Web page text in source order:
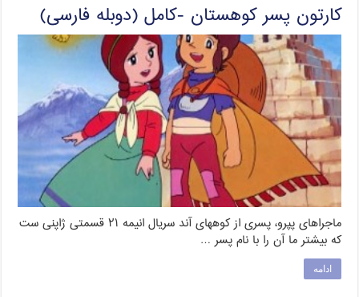
کارتون پسر کوهستان -کامل (دوبله فارسی)
ماجراهای پپرو، پسری از کوههای آند سریال انیمه ۲۱ قسمتی ژاپنی ست
که بیشتر ما آن را با نام پسر …
ادامه